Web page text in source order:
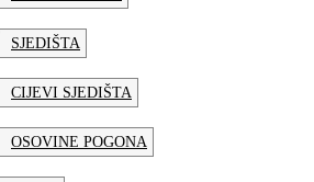
SJEDIŠTA
CIJEVI SJEDIŠTA
OSOVINE POGONA